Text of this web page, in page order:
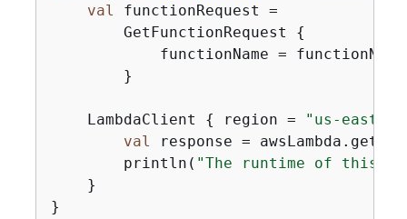
val
functionRequest =
        GetFunctionRequest
{
functionName =
        }
    LambdaClient
{ region = "us-east-1"
val
response =
        println(
"The runtime of this
    }
}